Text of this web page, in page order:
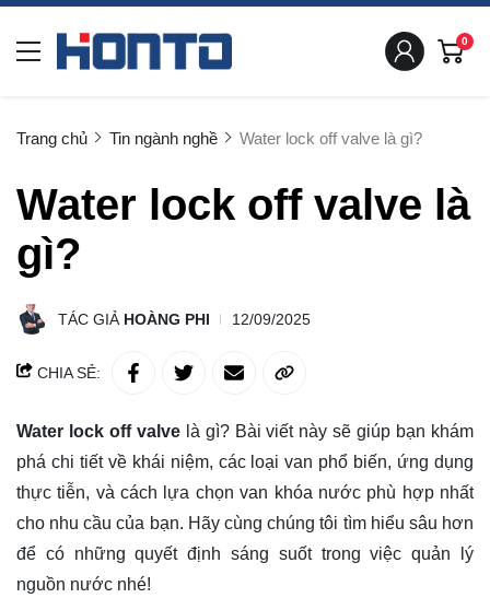
0
Trang chủ Tin ngành nghề Water lock off valve là gì?
Water lock off valve là
gì?
TÁC GIẢ HOÀNG PHI 12/09/2025
CHIA SẺ:
Water lock off valve là gì? Bài viết này sẽ giúp bạn khám
phá chi tiết về khái niệm, các loại van phổ biến, ứng dụng
thực tiễn, và cách lựa chọn van khóa nước phù hợp nhất
cho nhu cầu của bạn. Hãy cùng chúng tôi tìm hiểu sâu hơn
để có những quyết định sáng suốt trong việc quản lý
nguồn nước nhé!